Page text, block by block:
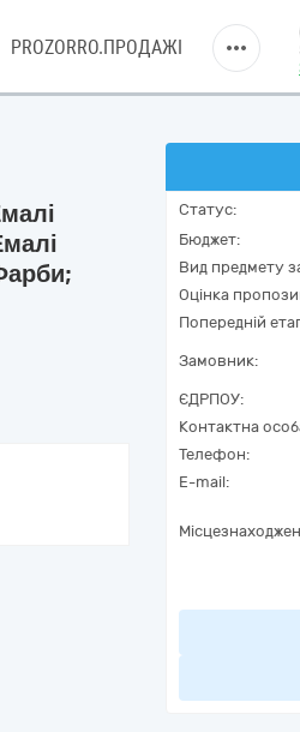
PROZORRO.ПРОДАЖІ
Статус:
Бюджет:
Вид предмету
Оцінка
Попередній
Замовник:
ЄДРПОУ:
Контактна
Телефон:
E-mail: